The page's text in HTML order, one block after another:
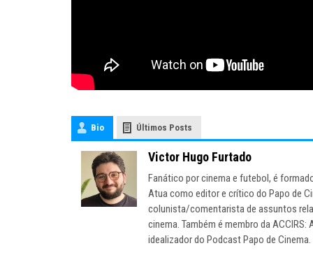
Bio Últimos Posts
Victor Hugo Furtado
Fanático por cinema e futebol, é
Atua como editor e crítico do Papo de
colunista/comentarista de assuntos
cinema. Também é membro da
idealizador do Podcast Papo de Cinema.